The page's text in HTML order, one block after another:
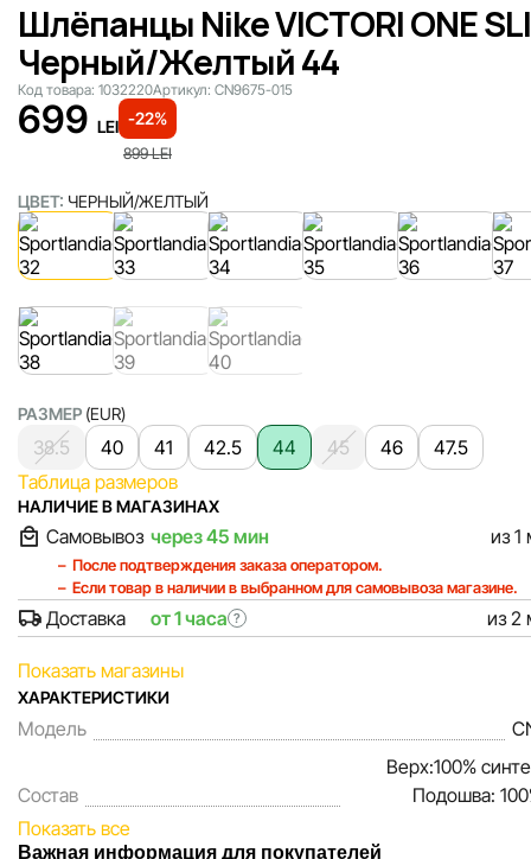
Шлёпанцы Nike VICTORI ONE
Черный/Желтый 44
Код товара: 1032220Артикул: CN9675-015
-22%
899LEI
699 LEI
ЦВЕТ: ЧЕРНЫЙ/ЖЕЛТЫЙ
РАЗМЕР (EUR)
38.5 40 41 42.5 44 45 46
47.5
Таблица размеров
НАЛИЧИЕ В МАГАЗИНАХ
Самовывоз через 45 мин из 1
После подтверждения заказа оператором.
Если товар в наличии в выбранном для самовывоза магазине.
Доставка от 1 часа ? из 2
Показать магазины
ХАРАКТЕРИСТИКИ
Модель
Состав
Верх:100%
Подошва:
Показать все
Важная информация для покупателей